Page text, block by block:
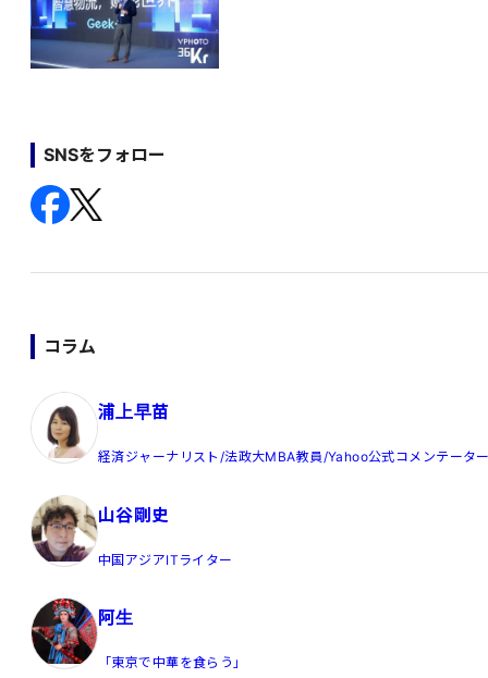
SNSをフォロー
コラム
浦上早苗
経済ジャーナリスト/法政大MBA教員/Yahoo公式コメンテータ
山谷剛史
中国アジアITライター
阿生
「東京で中華を食らう」